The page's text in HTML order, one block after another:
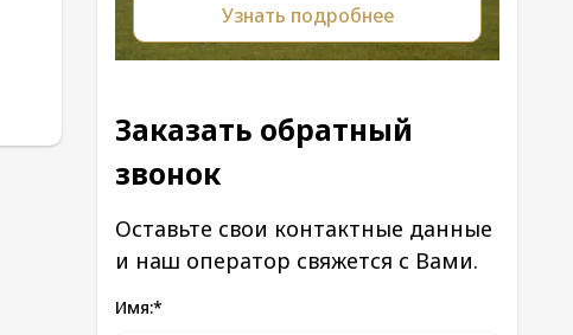
Узнать подробнее
Заказать обратный
звонок
Оставьте свои контактные данные
и наш оператор свяжется с Вами.
Имя:*